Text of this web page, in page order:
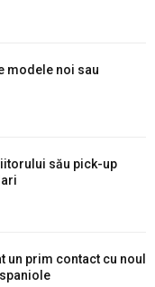
modele noi sau
său pick-up
un prim contact cu noul